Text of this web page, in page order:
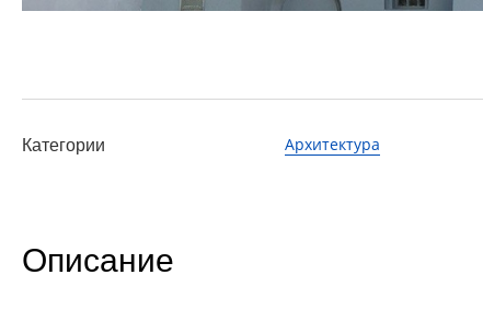
Категории Архитектура
Описание